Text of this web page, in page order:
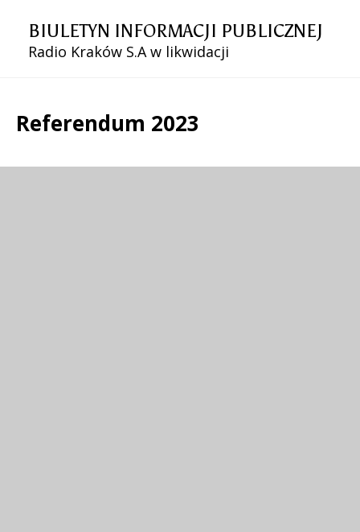
BIULETYN INFORMACJI PUBLICZNEJ
Radio Kraków S.A w likwidacji
Referendum 2023
Treść